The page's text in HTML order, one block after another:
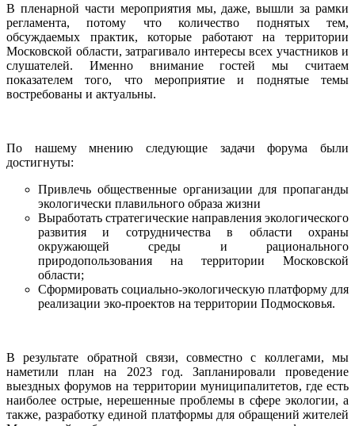
В пленарной части мероприятия мы, даже, вышли за рамки
регламента, потому что количество поднятых тем,
обсуждаемых практик, которые работают на территории
Московской области, затрагивало интересы всех участников и
слушателей. Именно внимание гостей мы считаем
показателем того, что мероприятие и поднятые темы
востребованы и актуальны.
По нашему мнению следующие задачи форума были
достигнуты:
Привлечь общественные организации для пропаганды
экологически плавильного образа жизни
Выработать стратегические направления экологического
развития и сотрудничества в области охраны
окружающей среды и рационального
природопользования на территории Московской
области;
Сформировать социально-экологическую платформу для
реализации эко-проектов на территории Подмосковья.
В результате обратной связи, совместно с коллегами, мы
наметили план на 2023 год. Запланировали проведение
выездных форумов на территории муниципалитетов, где есть
наиболее острые, нерешенные проблемы в сфере экологии, а
также, разработку единой платформы для обращений жителей